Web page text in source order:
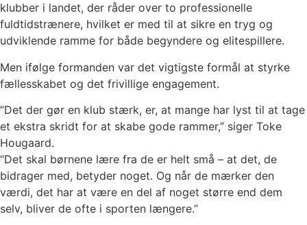
klubber i landet, der råder over to professionelle
fuldtidstrænere, hvilket er med til at sikre en tryg og
udviklende ramme for både begyndere og elitespillere.
Men ifølge formanden var det vigtigste formål at styrke
fællesskabet og det frivillige engagement.
“Det der gør en klub stærk, er, at mange har lyst til at tage
et ekstra skridt for at skabe gode rammer,” siger Toke
Hougaard.
“Det skal børnene lære fra de er helt små – at det, de
bidrager med, betyder noget. Og når de mærker den
værdi, det har at være en del af noget større end dem
selv, bliver de ofte i sporten længere.”